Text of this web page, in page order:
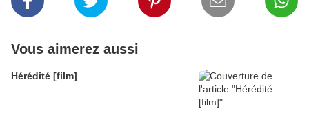
Vous aimerez aussi
Hérédité [film]